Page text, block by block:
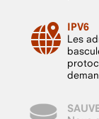
IPV6
Les